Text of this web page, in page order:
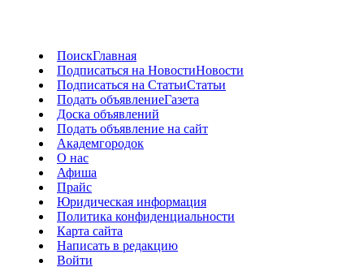
ПоискГлавная
Подписаться на НовостиНовости
Подписаться на СтатьиСтатьи
Подать объявлениеГазета
Доска объявлений
Подать объявление на сайт
Академгородок
О нас
Афиша
Прайс
Юридическая информация
Политика конфиденциальности
Карта сайта
Написать в редакцию
Войти